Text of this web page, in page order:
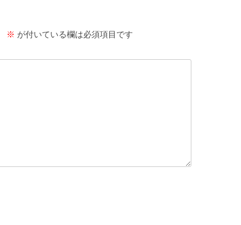
※ が付いている欄は必須項目です